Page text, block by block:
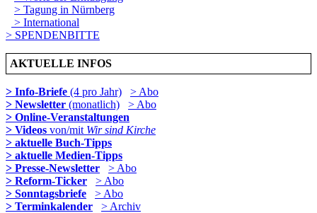
> Tagung in Nürnberg
> International
> SPENDENBITTE
AKTUELLE INFOS
> Info-Briefe (4 pro Jahr)
> Abo
> Newsletter (monatlich)
> Abo
> Online-Veranstaltungen
> Videos von/mit Wir sind Kirche
> aktuelle Buch-Tipps
> aktuelle Medien-Tipps
> Presse-Newsletter
> Abo
> Reform-Ticker
> Abo
> Sonntagsbriefe
> Abo
> Terminkalender
> Archiv